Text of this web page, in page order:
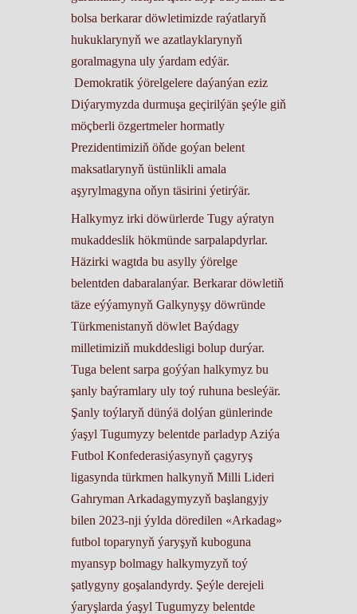
bolsa berkarar döwletimizde raýatlaryň
hukuklarynyň we azatlayklarynyň
goralmagyna uly ýardam edýär.
Demokratik ýörelgelere daýanýan eziz
Diýarymyzda durmuşa geçirilýän şeýle giň
möçberli özgertmeler hormatly
Prezidentimiziň öňde goýan belent
maksatlarynyň üstünlikli amala
aşyrylmagyna oňyn täsirini ýetirýär.
Halkymyz irki döwürlerde Tugy aýratyn
mukaddeslik hökmünde sarpalapdyrlar.
Häzirki wagtda bu asylly ýörelge
belentden dabaralanýar. Berkarar döwletiň
täze eýýamynyň Galkynyşy döwründe
Türkmenistanyň döwlet Baýdagy
milletimiziň mukddesligi bolup durýar.
Tuga belent sarpa goýýan halkymyz bu
şanly baýramlary uly toý ruhuna besleýär.
Şanly toýlaryň dünýä dolýan günlerinde
ýaşyl Tugumyzy belentde parladyp Aziýa
Futbol Konfederasiýasynyň çagyryş
ligasynda türkmen halkynyň Milli Lideri
Gahryman Arkadagymyzyň başlangyjy
bilen 2023-nji ýylda döredilen «Arkadag»
futbol toparynyň ýaryşyň kuboguna
myansyp bolmagy halkymyzyň toý
şatlygyny goşalandyrdy. Şeýle derejeli
ýaryşlarda ýaşyl Tugumyzy belentde